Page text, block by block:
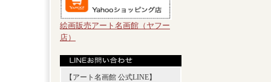
絵画販売アート名画館（ヤフー
店）
【アート名画館 公式LINE】